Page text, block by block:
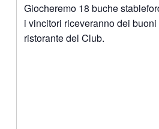
Giocheremo 18 buche
i vincitori riceveranno dei
ristorante del Club.